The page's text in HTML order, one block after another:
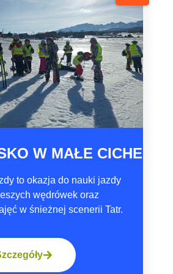
W MAŁE CICHE
to okazja do nauki jazdy
wędrówek oraz
w śnieżnej scenerii Tatr.